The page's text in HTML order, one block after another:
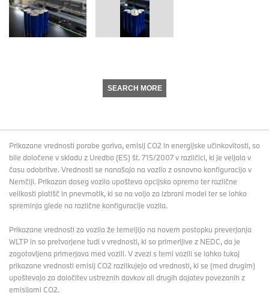
SEARCH MORE
Prikazane vrednosti porabe goriva, emisij CO2 in energijske učinkovitosti, so
bile določene v skladu z Uredbo (ES) št. 715/2007 v različici, ki je veljala v
času odobritve. Vrednosti se nanašajo na vozilo z osnovno konfiguracijo v
Nemčiji. Prikazan doseg vozila upošteva opcijsko opremo ter različne
velikosti platišč in pnevmatik, ki so na voljo za izbrani model ter se lahko
spreminja glede na različne konfiguracije vozila.
Prikazane vrednosti za vozila že temeljijo na novem postopku preverjanja
WLTP in so pretvorjene tudi v vrednosti, ki so primerljive z NEDC, da je
zagotovljena primerjava med vozili. V zvezi s temi vozili se lahko tukaj
prikazane vrednosti emisij CO2 razlikujejo od vrednosti, ki se (med drugim)
upoštevajo za določitev ustreznih davkov ali drugih dajatev povezanih z
emisijami CO2.